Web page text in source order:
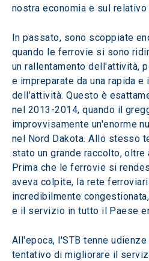
nostra economia e sul
In passato, sono scoppiate
quando le ferrovie si sono
un rallentamento dell'attività,
e impreparate da una rapida
dell'attività. Questo è
nel 2013-2014, quando il
improvvisamente un'enorme
nel Nord Dakota. Allo stesso
stato un grande raccolto, oltre
Prima che le ferrovie si
aveva colpite, la rete
incredibilmente
e il servizio in tutto il Paese
All'epoca, l'STB tenne
tentativo di migliorare il